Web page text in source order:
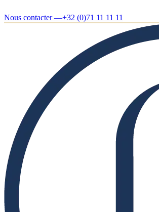
Nous contacter —+32 (0)71 11 11 11